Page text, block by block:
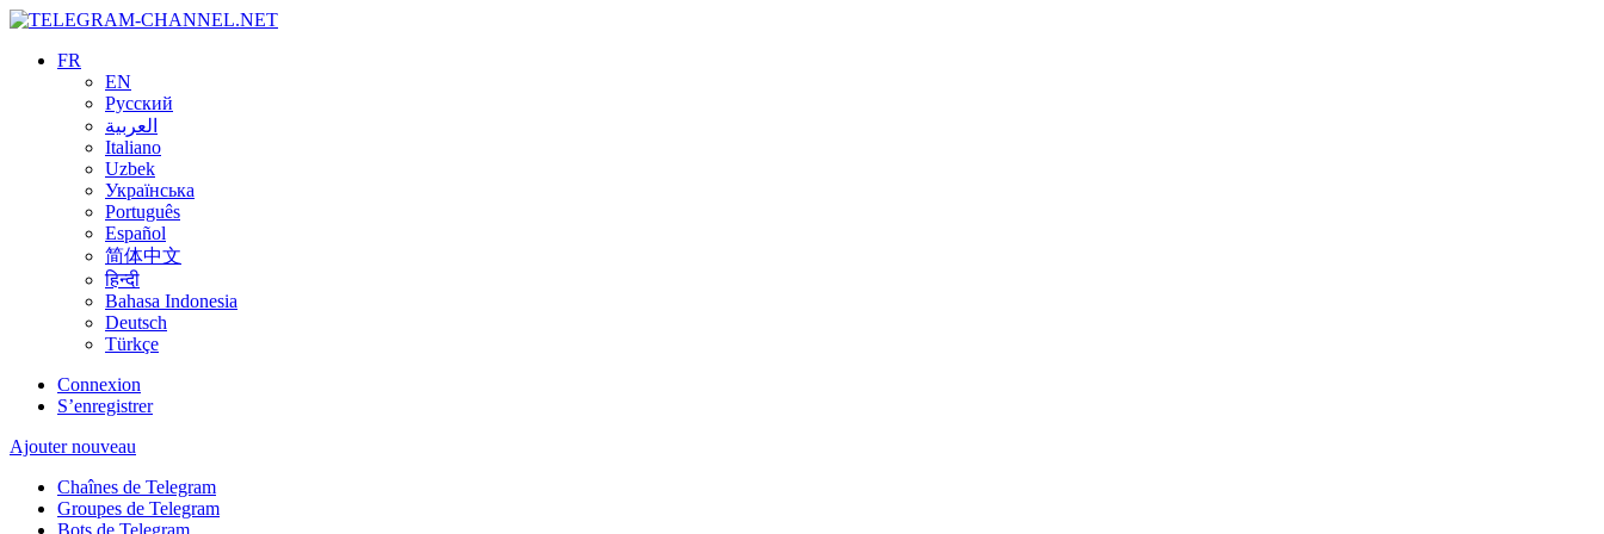
FR
EN
Русский
العربية
Italiano
Uzbek
Українська
Português
Español
简体中文
हिन्दी
Bahasa Indonesia
Deutsch
Türkçe
Connexion
S’enregistrer
Ajouter nouveau
Chaînes de Telegram
Groupes de Telegram
Bots de Telegram